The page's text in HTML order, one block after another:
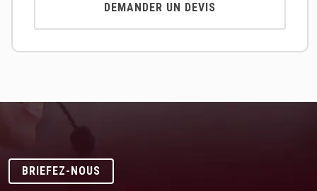
DEMANDER UN DEVIS
BRIEFEZ-NOUS